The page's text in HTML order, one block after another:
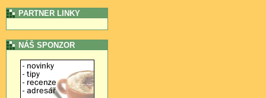
PARTNER LINKY
NÁŠ SPONZOR